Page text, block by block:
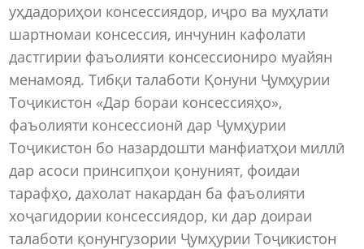
уҳдадориҳои консессиядор, иҷро ва муҳлати
шартномаи консессия, инчунин кафолати
дастгирии фаъолияти консессиониро муайян
менамояд. Тибқи талаботи Қонуни Ҷумҳурии
Тоҷикистон «Дар бораи консессияҳо»,
фаъолияти консессионӣ дар Ҷумҳурии
Тоҷикистон бо назардошти манфиатҳои миллӣ
дар асоси принсипҳои қонуният, фоидаи
тарафҳо, дахолат накардан ба фаъолияти
хоҷагидории консессиядор, ки дар доираи
талаботи қонунгузории Ҷумҳурии Тоҷикистон